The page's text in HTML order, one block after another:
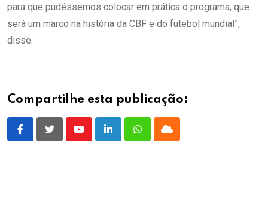
para que pudéssemos colocar em prática o programa, que
será um marco na história da CBF e do futebol mundial”,
disse.
Compartilhe esta publicação:
YoutubeLinkedInWhatsappCloud